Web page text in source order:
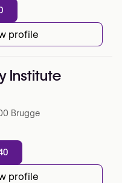
profile
Institute
Brugge
profile